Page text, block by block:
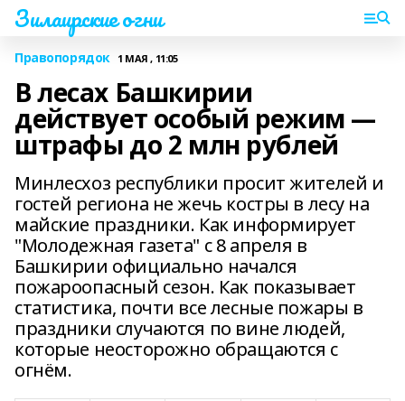
Зилаирские огни
Правопорядок 1 МАЯ , 11:05
В лесах Башкирии
действует особый режим —
штрафы до 2 млн рублей
Минлесхоз республики просит жителей и
гостей региона не жечь костры в лесу на
майские праздники. Как информирует
"Молодежная газета" с 8 апреля в
Башкирии официально начался
пожароопасный сезон. Как показывает
статистика, почти все лесные пожары в
праздники случаются по вине людей,
которые неосторожно обращаются с
огнём.